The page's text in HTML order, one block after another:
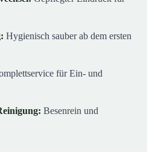
Hygienisch sauber ab dem ersten
für Ein- und
Besenrein und